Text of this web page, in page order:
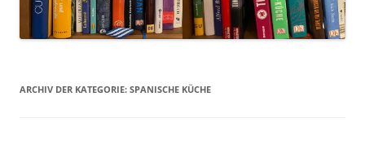
ARCHIV DER KATEGORIE: SPANISCHE KÜCHE